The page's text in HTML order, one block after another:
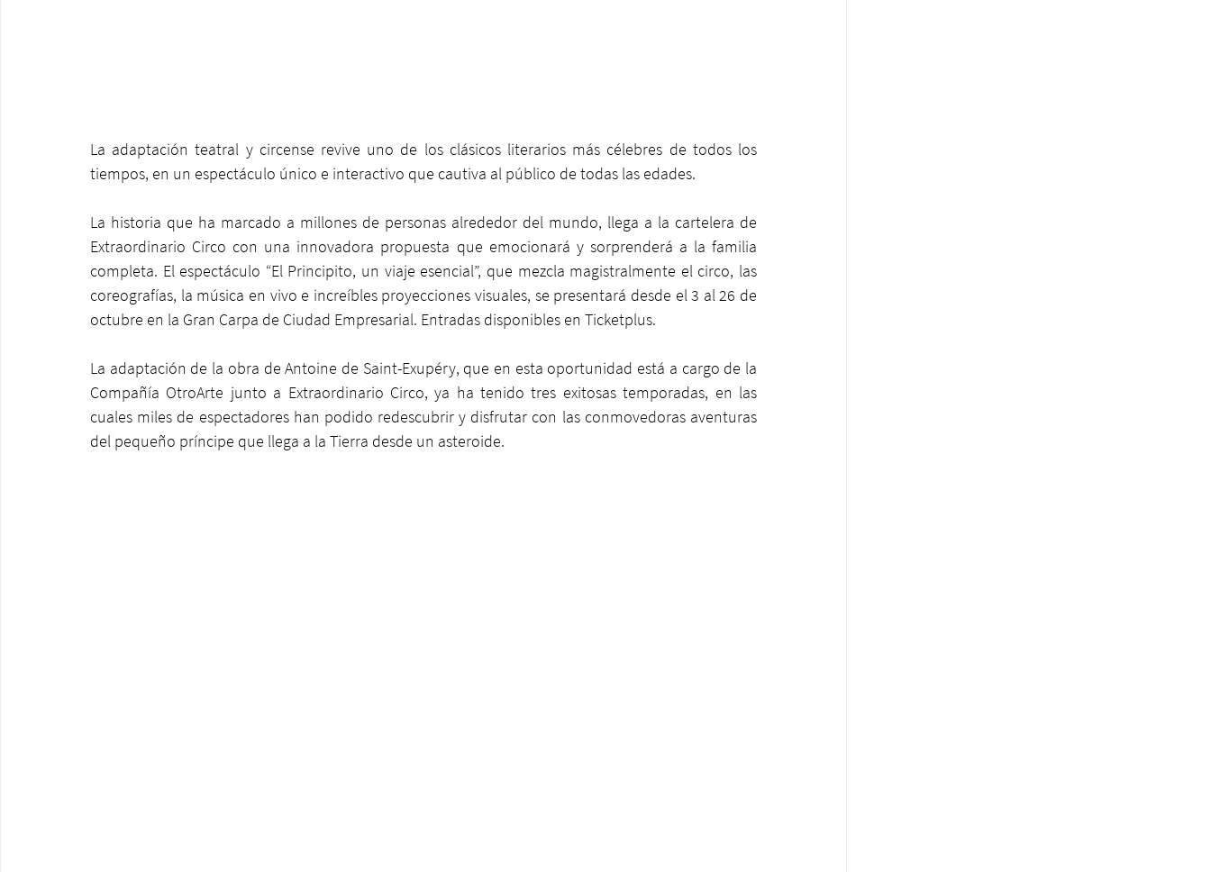
La adaptación teatral y circense revive uno de los clásicos literarios más célebres de todos los
tiempos, en un espectáculo único e interactivo que cautiva al público de todas las edades.
La historia que ha marcado a millones de personas alrededor del mundo, llega a la cartelera de
Extraordinario Circo con una innovadora propuesta que emocionará y sorprenderá a la familia
completa. El espectáculo “El Principito, un viaje esencial”, que mezcla magistralmente el circo, las
coreografías, la música en vivo e increíbles proyecciones visuales, se presentará desde el 3 al 26 de
octubre en la Gran Carpa de Ciudad Empresarial. Entradas disponibles en Ticketplus.
La adaptación de la obra de Antoine de Saint-Exupéry, que en esta oportunidad está a cargo de la
Compañía OtroArte junto a Extraordinario Circo, ya ha tenido tres exitosas temporadas, en las
cuales miles de espectadores han podido redescubrir y disfrutar con las conmovedoras aventuras
del pequeño príncipe que llega a la Tierra desde un asteroide.